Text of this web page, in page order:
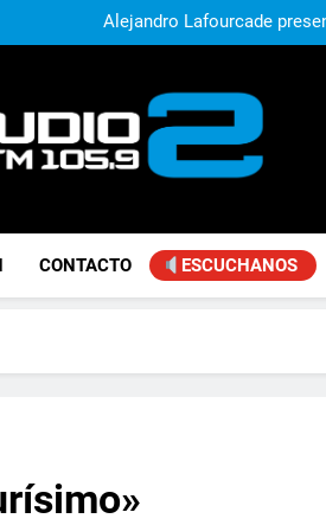
que,
Achával, primero en
Achával, primero en
2
CONTACTO ESCUCHANOS